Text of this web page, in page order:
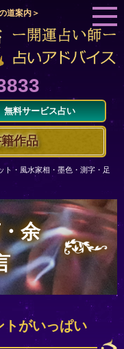
道案内＞
無料サービス占い
作品
ト・風水家相・墨色・測字・足
余
トがいっぱい